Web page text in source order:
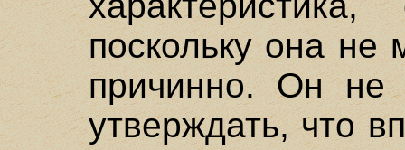
поскольку она не
причинно. Он не
утверждать, что